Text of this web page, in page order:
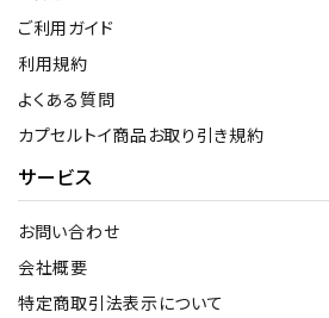
ご利用ガイド
利用規約
よくある質問
カプセルトイ商品お取り引き規約
サービス
お問い合わせ
会社概要
特定商取引法表示について